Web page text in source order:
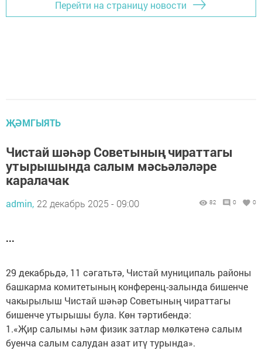
Перейти на страницу новости
ҖӘМГЫЯТЬ
Чистай шәһәр Советының чираттагы
утырышында салым мәсьәләләре
каралачак
admin, 22 декабрь 2025 - 09:00 82 0 0
...
29 декабрьдә, 11 сәгатьтә, Чистай муниципаль районы
башкарма комитетының конференц-залында бишенче
чакырылыш Чистай шәһәр Советының чираттагы
бишенче утырышы була. Көн тәртибендә:
1.«Җир салымы һәм физик затлар мөлкәтенә салым
буенча салым салудан азат итү турында».